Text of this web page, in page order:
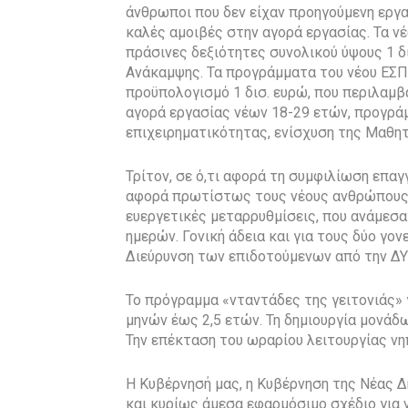
άνθρωποι που δεν είχαν προηγούμενη
καλές αμοιβές στην αγορά εργασίας. Τα
πράσινες δεξιότητες συνολικού ύψους 1
Ανάκαμψης. Τα προγράμματα του νέου
προϋπολογισμό 1 δισ. ευρώ, που
αγορά εργασίας νέων 18-29 ετών,
επιχειρηματικότητας, ενίσχυση της
Τρίτον, σε ό,τι αφορά τη συμφιλίωση
αφορά πρωτίστως τους νέους ανθρώπους,
ευεργετικές μεταρρυθμίσεις, που
ημερών. Γονική άδεια και για τους δύο
Διεύρυνση των επιδοτούμενων από την
Το πρόγραμμα «νταντάδες της
μηνών έως 2,5 ετών. Τη δημιουργία
Την επέκταση του ωραρίου λειτουργίας
Η Κυβέρνησή μας, η Κυβέρνηση της Νέας
και κυρίως άμεσα εφαρμόσιμο σχέδιο